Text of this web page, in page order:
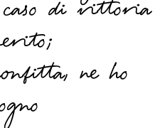
caso di vittoria
ne ho